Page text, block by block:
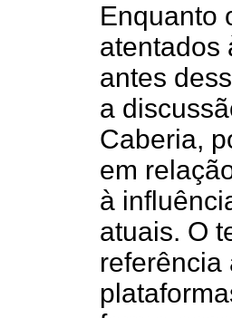
Enquanto
atentados
antes
a
Caberia,
em
à
atuais. O
referência